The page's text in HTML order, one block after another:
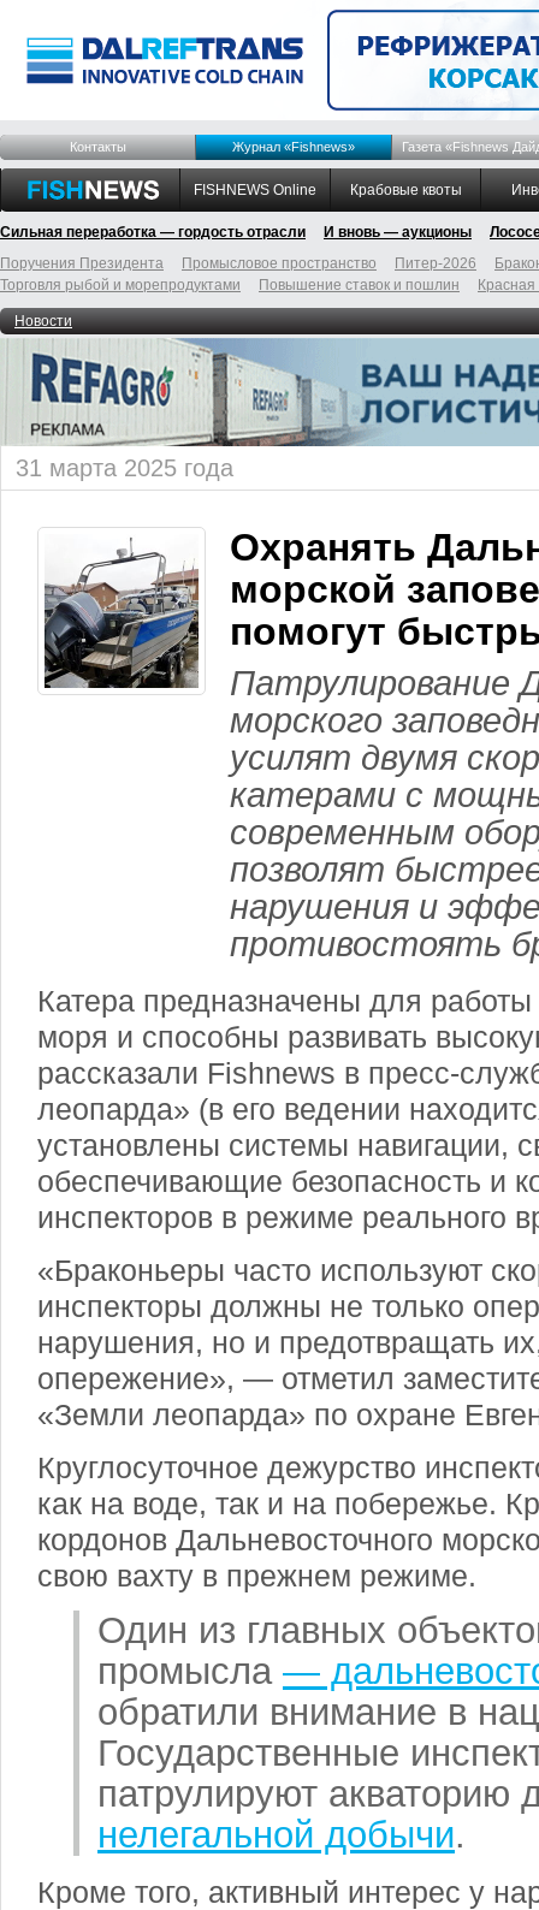
Контакты Журнал «Fishnews» Газета «Fishnews
FISHNEWS Online Крабовые квоты
Сильная переработка — гордость отрасли И вновь — аукционы
Поручения Президента
Промысловое пространство Питер-2026
Торговля рыбой и морепродуктами
Повышение ставок и пошлин
Новости
31 марта 2025 года
Охранять
морской
помогут
Патрулирование
морского
усилят двумя
катерами с
современным
позволят
нарушения и
противостоять
Катера предназначены для работы
моря и способны развивать
рассказали Fishnews в пресс-
леопарда» (в его ведении
установлены системы навигации,
обеспечивающие безопасность и
инспекторов в режиме реального
«Браконьеры часто используют
инспекторы должны не только
нарушения, но и предотвращать
опережение», — отметил
«Земли леопарда» по охране
Круглосуточное дежурство
как на воде, так и на побережье.
кордонов Дальневосточного
свою вахту в прежнем режиме.
Один из главных
промысла —
обратили внимание в
Государственные
патрулируют акваторию
нелегальной добычи.
Кроме того, активный интерес у